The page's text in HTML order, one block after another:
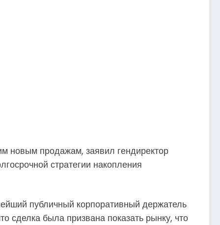
новым продажам, заявил гендиректор
стратегии накопления
публичный корпоративный держатель
была призвана показать рынку, что